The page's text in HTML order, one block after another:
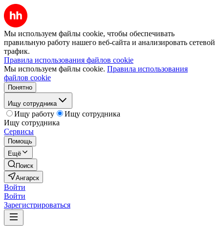
Мы используем файлы cookie, чтобы обеспечивать
правильную работу нашего веб-сайта и анализировать сетевой
трафик.
Правила использования файлов cookie
Мы используем файлы cookie. Правила использования
файлов cookie
Понятно
Ищу сотрудника
Ищу работу
Ищу сотрудника
Ищу сотрудника
Сервисы
Помощь
Ещё
Поиск
Ангарск
Войти
Войти
Зарегистрироваться